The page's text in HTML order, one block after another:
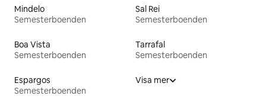
Mindelo
Semesterboenden
Sal Rei
Semesterboenden
Boa Vista
Semesterboenden
Tarrafal
Semesterboenden
Espargos
Semesterboenden
Visa mer